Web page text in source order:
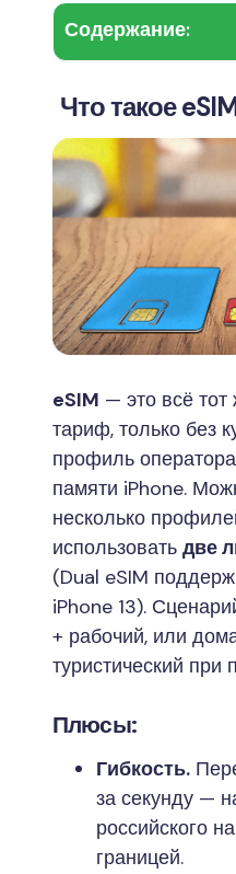
Содержание:
Что такое
eSIM — это всё
тариф, только без
профиль
памяти iPhone.
несколько
использовать две
(Dual eSIM
iPhone 13).
+ рабочий, или
туристический при
Плюсы:
Гибкость.
за секунду —
российского
границей.